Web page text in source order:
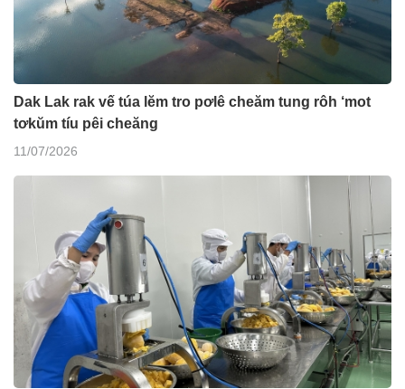
Dak Lak rak vế túa lĕm tro pơlê cheăm tung rôh ‘mot
tơkŭm tíu pêi cheăng
11/07/2026